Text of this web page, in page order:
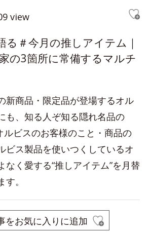
view
る＃今月の推しアイテム｜
の3箇所に常備するマルチ
新商品・限定品が登場するオル
も、知る人ぞ知る隠れ名品の
ビスのお客様のこと・商品の
ビス製品を使いつくしているオ
なく愛する“推しアイテム”を月替
。
をお気に入りに追加